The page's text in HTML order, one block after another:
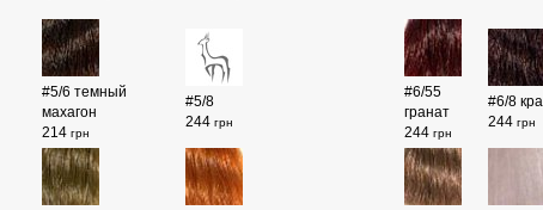
#5/6 темный
махагон
214 грн
#5/8
244 грн
#6/55
гранат
244 грн
#6/8
244 грн